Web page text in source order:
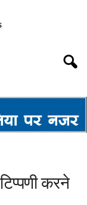
करने